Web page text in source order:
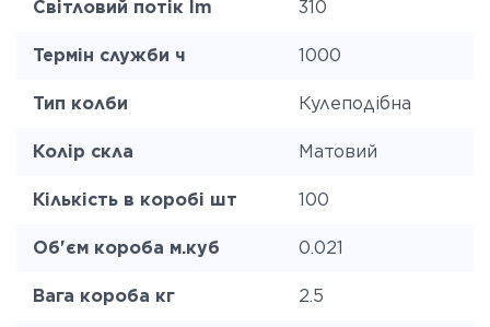
Світловий потік lm 310
Термін служби ч 1000
Тип колби Кулеподібна
Колір скла Матовий
Кількість в коробі шт 100
Об'єм короба м.куб 0.021
Вага короба кг 2.5